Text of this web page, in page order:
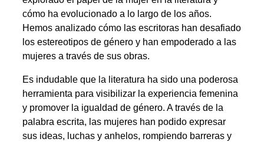
cómo ha evolucionado a lo largo de los años.
Hemos analizado cómo las escritoras han desafiado
los estereotipos de género y han empoderado a las
mujeres a través de sus obras.
Es indudable que la literatura ha sido una poderosa
herramienta para visibilizar la experiencia femenina
y promover la igualdad de género. A través de la
palabra escrita, las mujeres han podido expresar
sus ideas, luchas y anhelos, rompiendo barreras y